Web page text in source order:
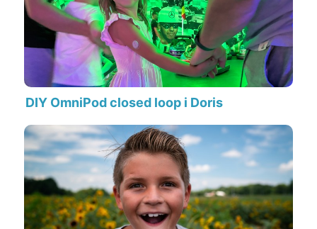
DIY OmniPod closed loop i Doris